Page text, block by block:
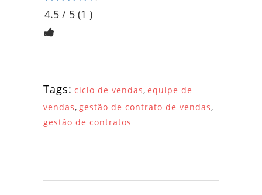
4.5 / 5 (1 )
Tags: ciclo de vendas, equipe de
vendas, gestão de contrato de vendas,
gestão de contratos